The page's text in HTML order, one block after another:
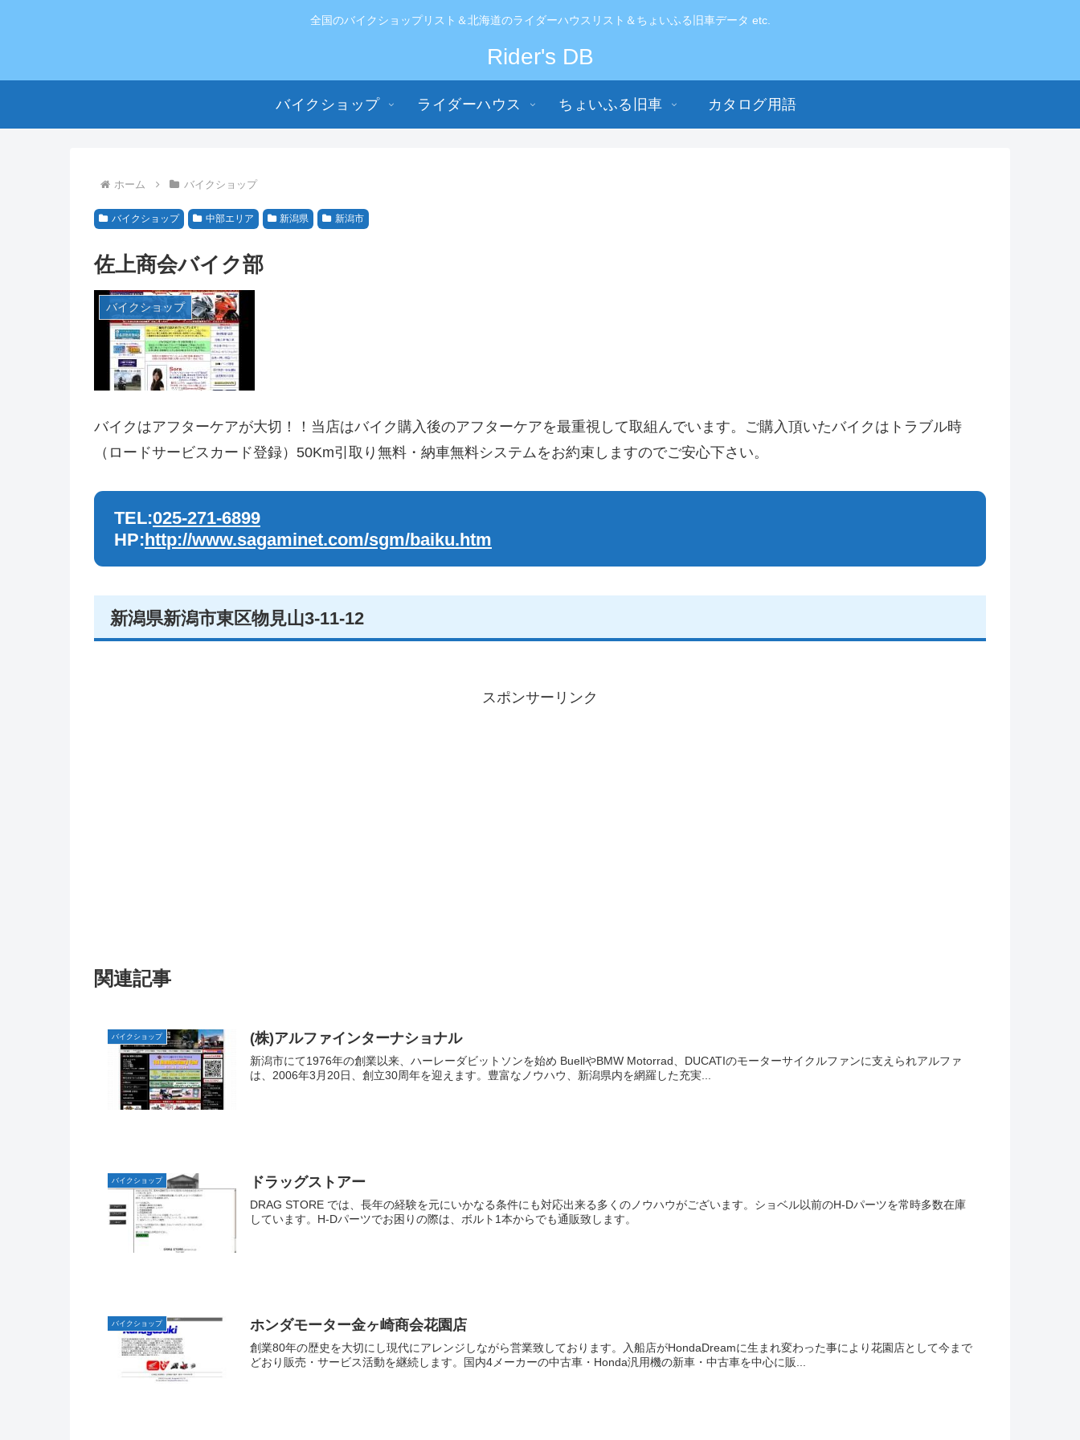
全国のバイクショップリスト＆北海道のライダーハウスリスト＆ちょいふる旧車データ etc.
Rider's DB
バイクショップ ライダーハウス ちょいふる旧車 カタログ用語
ホーム バイクショップ
バイクショップ 中部エリア 新潟県 新潟市
佐上商会バイク部
バイクショップ
バイクはアフターケアが大切！！当店はバイク購入後のアフターケアを最重視して取組んでいます。ご購入頂いたバイクはトラブル時
（ロードサービスカード登録）50Km引取り無料・納車無料システムをお約束しますのでご安心下さい。
TEL:025-271-6899
HP:http://www.sagaminet.com/sgm/baiku.htm
新潟県新潟市東区物見山3-11-12
スポンサーリンク
関連記事
バイクショップ (株)アルファインターナショナル
新潟市にて1976年の創業以来、ハーレーダビットソンを始め BuellやBMW Motorrad、DUCATIのモーターサイクルファンに支えられアルファ
は、2006年3月20日、創立30周年を迎えます。豊富なノウハウ、新潟県内を網羅した充実...
バイクショップ ドラッグストアー
DRAG STORE では、長年の経験を元にいかなる条件にも対応出来る多くのノウハウがございます。ショベル以前のH-Dパーツを常時多数在庫
しています。H-Dパーツでお困りの際は、ボルト1本からでも通販致します。
バイクショップ ホンダモーター金ヶ崎商会花園店
創業80年の歴史を大切にし現代にアレンジしながら営業致しております。入船店がHondaDreamに生まれ変わった事により花園店として今まで
どおり販売・サービス活動を継続します。国内4メーカーの中古車・Honda汎用機の新車・中古車を中心に販...